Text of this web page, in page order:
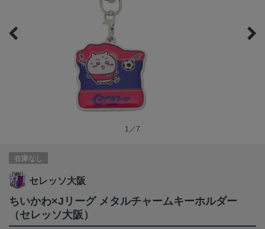
1／7
在庫なし
セレッソ大阪
ちいかわ×Jリーグ メタルチャームキーホルダー
（セレッソ大阪）